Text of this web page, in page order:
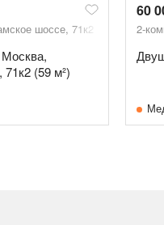
шоссе, 71к2
Москва,
(59 м²)
60
2-